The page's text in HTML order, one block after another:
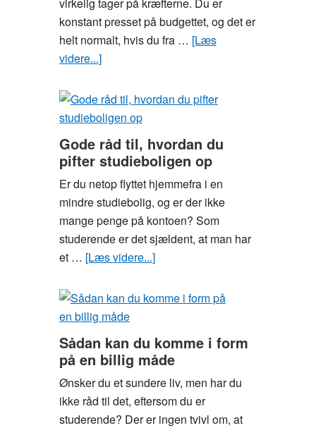
konstant presset på budgettet, og det er
helt normalt, hvis du fra … [Læs
videre...]om
tid
og
som
studerende
med
måltidskasser
Gode råd til, hvordan du
pifter studieboligen op
Er du netop flyttet hjemmefra i en
mindre studiebolig, og er der ikke
mange penge på kontoen? Som
studerende er det sjældent, at man har
et … [Læs videre...]om
råd
du
pifter
studieboligen
op
Sådan kan du komme i form
på en billig måde
Ønsker du et sundere liv, men har du
ikke råd til det, eftersom du er
studerende? Der er ingen tvivl om, at